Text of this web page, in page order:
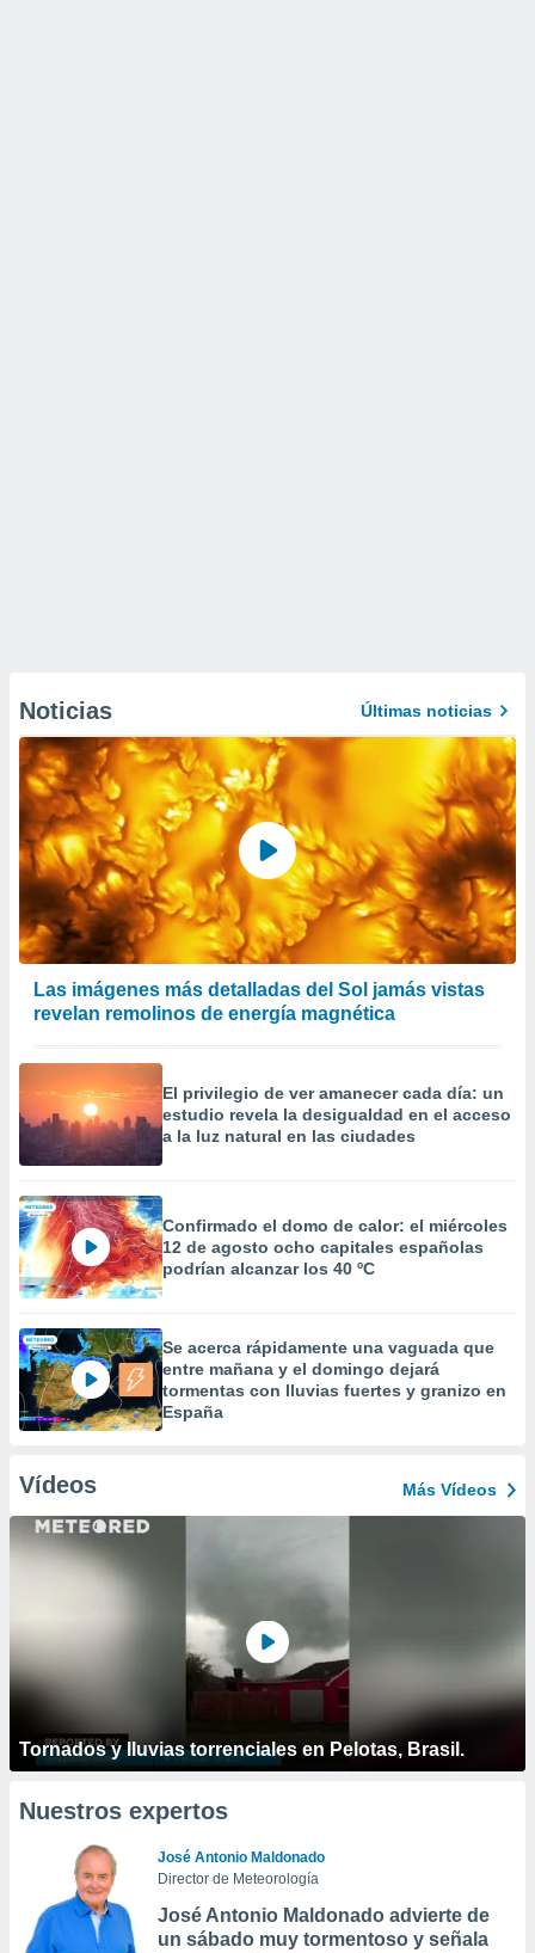
Noticias Últimas noticias
Las imágenes más detalladas del Sol jamás vistas
revelan remolinos de energía magnética
El privilegio de ver amanecer cada día: un
estudio revela la desigualdad en el acceso
a la luz natural en las ciudades
Confirmado el domo de calor: el miércoles
12 de agosto ocho capitales españolas
podrían alcanzar los 40 ºC
Se acerca rápidamente una vaguada que
entre mañana y el domingo dejará
tormentas con lluvias fuertes y granizo en
España
Vídeos Más Vídeos
Tornados y lluvias torrenciales en Pelotas, Brasil.
Nuestros expertos
José Antonio Maldonado
Director de Meteorología
José Antonio Maldonado advierte de
un sábado muy tormentoso y señala